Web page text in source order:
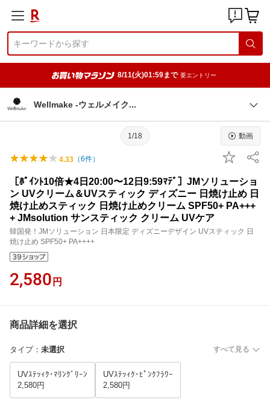
8/11(火)01:59まで 要エントリー
Wellmake -ウェルメイク
1/18 動画
4.33 （6件）
［ﾎﾟｲﾝﾄ10倍★4日20:00〜12日9:59ﾏﾃﾞ］JMソリューショ
ン UVクリーム＆UVスティック ディズニー 日焼け止め 日
焼け止めスティック 日焼け止めクリーム SPF50+ PA+++
+ JMsolution サンスティック クリーム UVケア
韓国発！JMソリューション 日本限定 ディズニーデザイン UVスティック 日
焼け止め SPF50+ PA++++
2,580 円
商品詳細を選択
タイプ： 未選択 すべて見る
UVｽﾃｯｨｸ･ﾏﾘﾝｸﾞﾘｰﾝ
2,580円
UVｽﾃｯｨｸ･ﾋﾟﾝｸﾌﾗﾜｰ
2,580円